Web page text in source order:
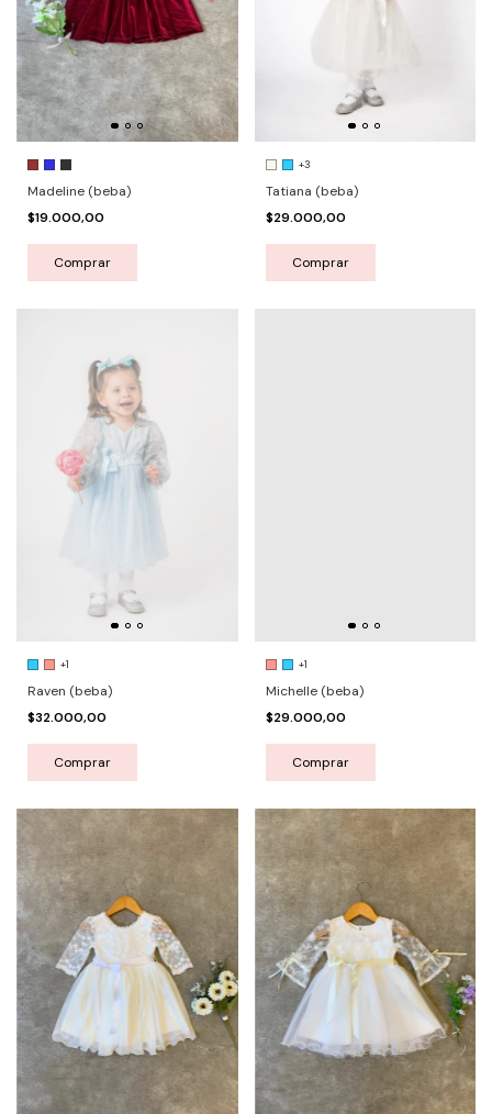
Madeline (beba)
$19.000,00
Comprar
+3
Tatiana (beba)
$29.000,00
Comprar
+1
Raven (beba)
$32.000,00
Comprar
+1
Michelle (beba)
$29.000,00
Comprar